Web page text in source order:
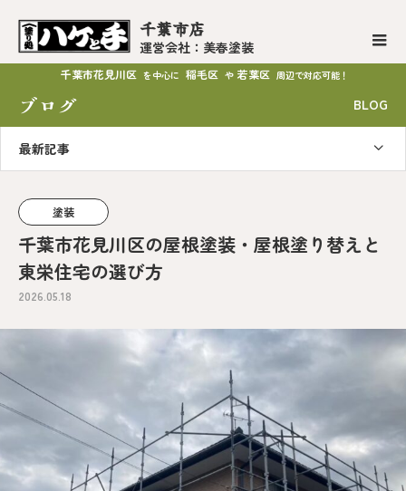
千葉市店
運営会社：美春塗装
千葉市花見川区 を中心に 稲毛区 や 若葉区 周辺で対応可能！
ブログ BLOG
最新記事
塗装
千葉市花見川区の屋根塗装・屋根塗り替えと
東栄住宅の選び方
2026.05.18